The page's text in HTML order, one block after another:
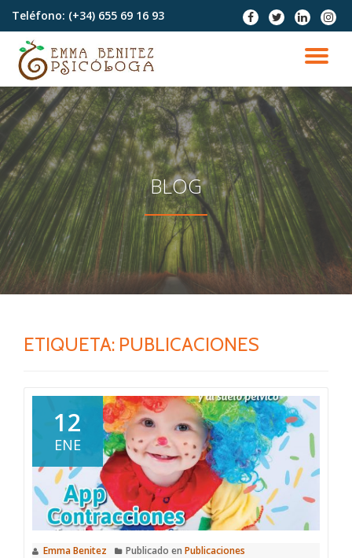
Saltar
contenido
Teléfono: (+34) 655 69 16 93
fa-
facebook
fa-
twitter
fa-
linkedin
fa-
BLOG
ETIQUETA: PUBLICACIONES
12
ENE
Emma Benitez Publicado en Publicaciones